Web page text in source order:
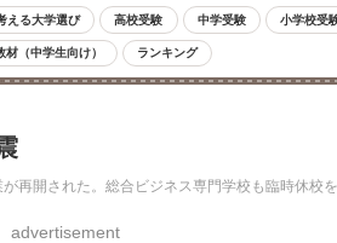
える大学選び 高校受験 中学受験 小学校受
材（中学生向け） ランキング
開された。総合ビジネス専門学校も臨時休校
advertisement